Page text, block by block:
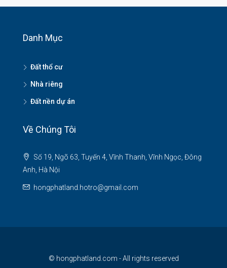
Danh Mục
Đất thổ cư
Nhà riêng
Đất nền dự án
Về Chúng Tôi
Số 19, Ngõ 63, Tuyến 4, Vĩnh Thanh, Vĩnh Ngọc, Đông
Anh, Hà Nội
hongphatland.hotro@gmail.com
© hongphatland.com - All rights reserved